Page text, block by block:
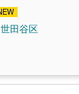
世田谷区